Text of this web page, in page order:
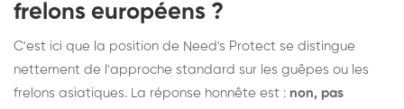
frelons européens ?
C'est ici que la position de Need's Protect se distingue
nettement de l'approche standard sur les guêpes ou les
frelons asiatiques. La réponse honnête est : non, pas